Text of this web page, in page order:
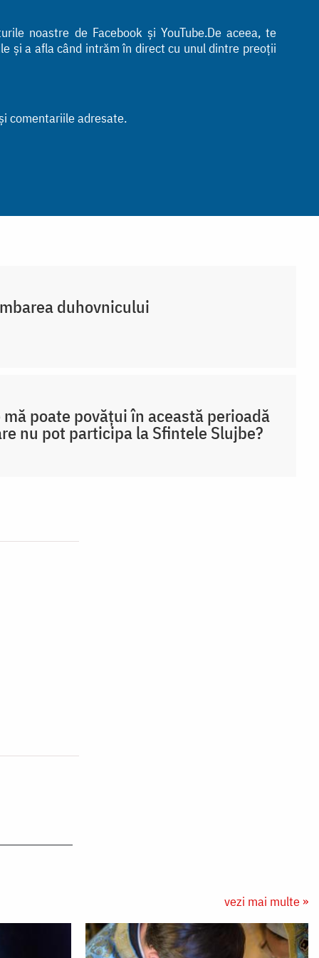
noastre de Facebook și YouTube.De aceea, te
și a afla când intrăm în direct cu unul dintre preoții
comentariile adresate.
duhovnicului
mă poate povățui în această perioadă
nu pot participa la Sfintele Slujbe?
vezi mai multe »